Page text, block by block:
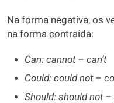
Na forma negativa, os
na forma contraída:
Can: cannot – can’t
Could: could not –
Should: should not –